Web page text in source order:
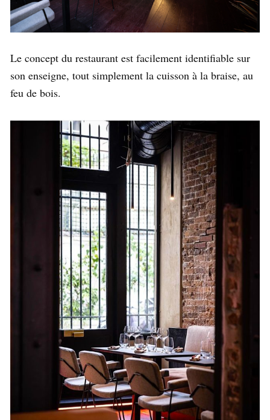
Le concept du restaurant est facilement identifiable sur
son enseigne, tout simplement la cuisson à la braise, au
feu de bois.